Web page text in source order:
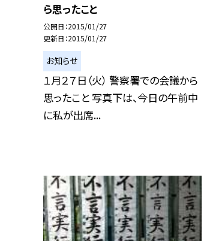
ら思ったこと
公開日 2015/01/27
更新日 2015/01/27
お知らせ
１月２７日（火） 警察署での会議から
思ったこと 写真下は、今日の午前中
に私が出席...